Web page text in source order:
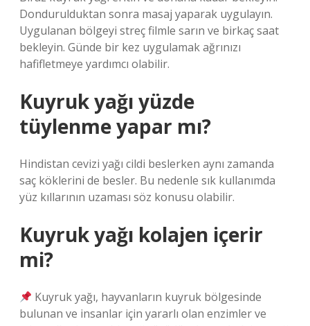
Dondurulduktan sonra masaj yaparak uygulayın.
Uygulanan bölgeyi streç filmle sarın ve birkaç saat
bekleyin. Günde bir kez uygulamak ağrınızı
hafifletmeye yardımcı olabilir.
Kuyruk yağı yüzde
tüylenme yapar mı?
Hindistan cevizi yağı cildi beslerken aynı zamanda
saç köklerini de besler. Bu nedenle sık kullanımda
yüz kıllarının uzaması söz konusu olabilir.
Kuyruk yağı kolajen içerir
mi?
Kuyruk yağı, hayvanların kuyruk bölgesinde
bulunan ve insanlar için yararlı olan enzimler ve